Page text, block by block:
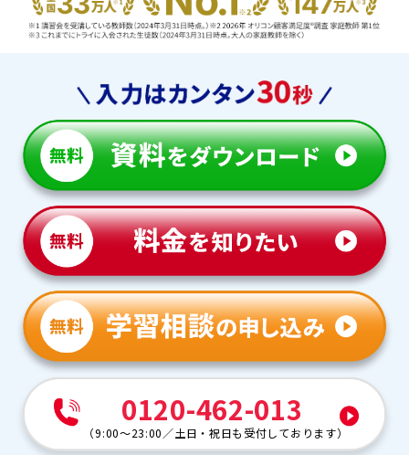
0120-462-013
（9:00～23:00／土日・祝日も受付しております）